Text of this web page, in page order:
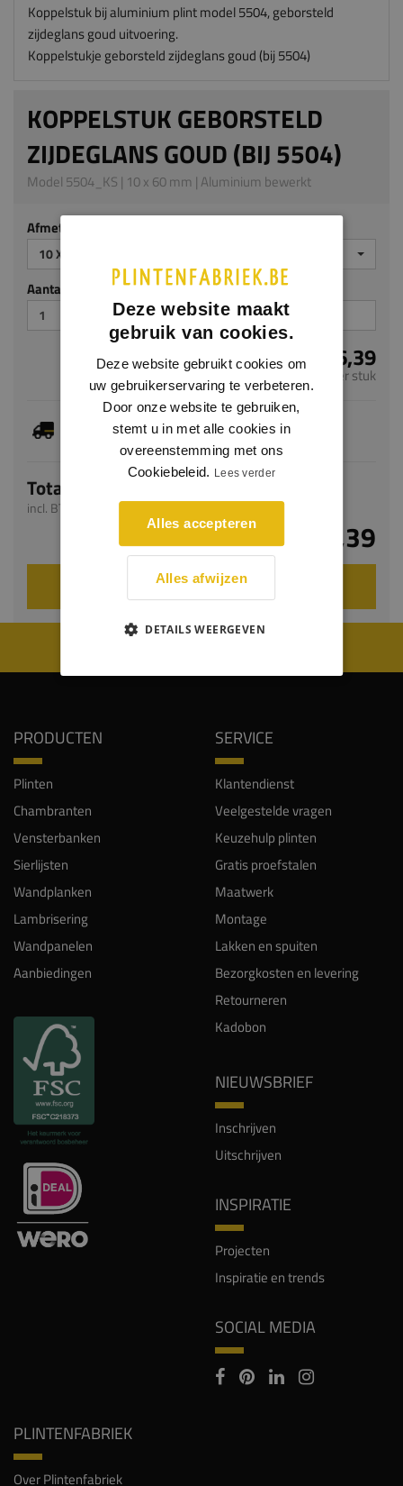
Koppelstuk bij aluminium plint model 5504, geborsteld
zijdeglans goud uitvoering.
Koppelstukje geborsteld zijdeglans goud (bij 5504)
KOPPELSTUK GEBORSTELD
ZIJDEGLANS GOUD (BIJ 5504)
Model 5504_KS | 10 x 60 mm | Aluminium bewerkt
Afmeting
10 X 60 MM
Aantal stuks
€ 6,39
per stuk
Dit artikel is voorradig, de verwachte levertijd
bedraagt 1-3 werkdagen
Totaal
incl. BTW
€ 6,39
VOEG TOE AAN WINKELWAGEN
PRODUCTEN
Plinten
Chambranten
Vensterbanken
Sierlijsten
Wandplanken
Lambrisering
Wandpanelen
Aanbiedingen
SERVICE
Klantendienst
Veelgestelde vragen
Keuzehulp plinten
Gratis proefstalen
Maatwerk
Montage
Lakken en spuiten
Bezorgkosten en levering
Retourneren
Kadobon
NIEUWSBRIEF
Inschrijven
Uitschrijven
INSPIRATIE
Projecten
Inspiratie en trends
SOCIAL MEDIA
PLINTENFABRIEK
Over Plintenfabriek
Deze website maakt
gebruik van cookies.
Deze website gebruikt cookies om
uw gebruikerservaring te verbeteren.
Door onze website te gebruiken,
stemt u in met alle cookies in
overeenstemming met ons
Cookiebeleid. Lees verder
Alles accepteren
Alles afwijzen
DETAILS WEERGEVEN